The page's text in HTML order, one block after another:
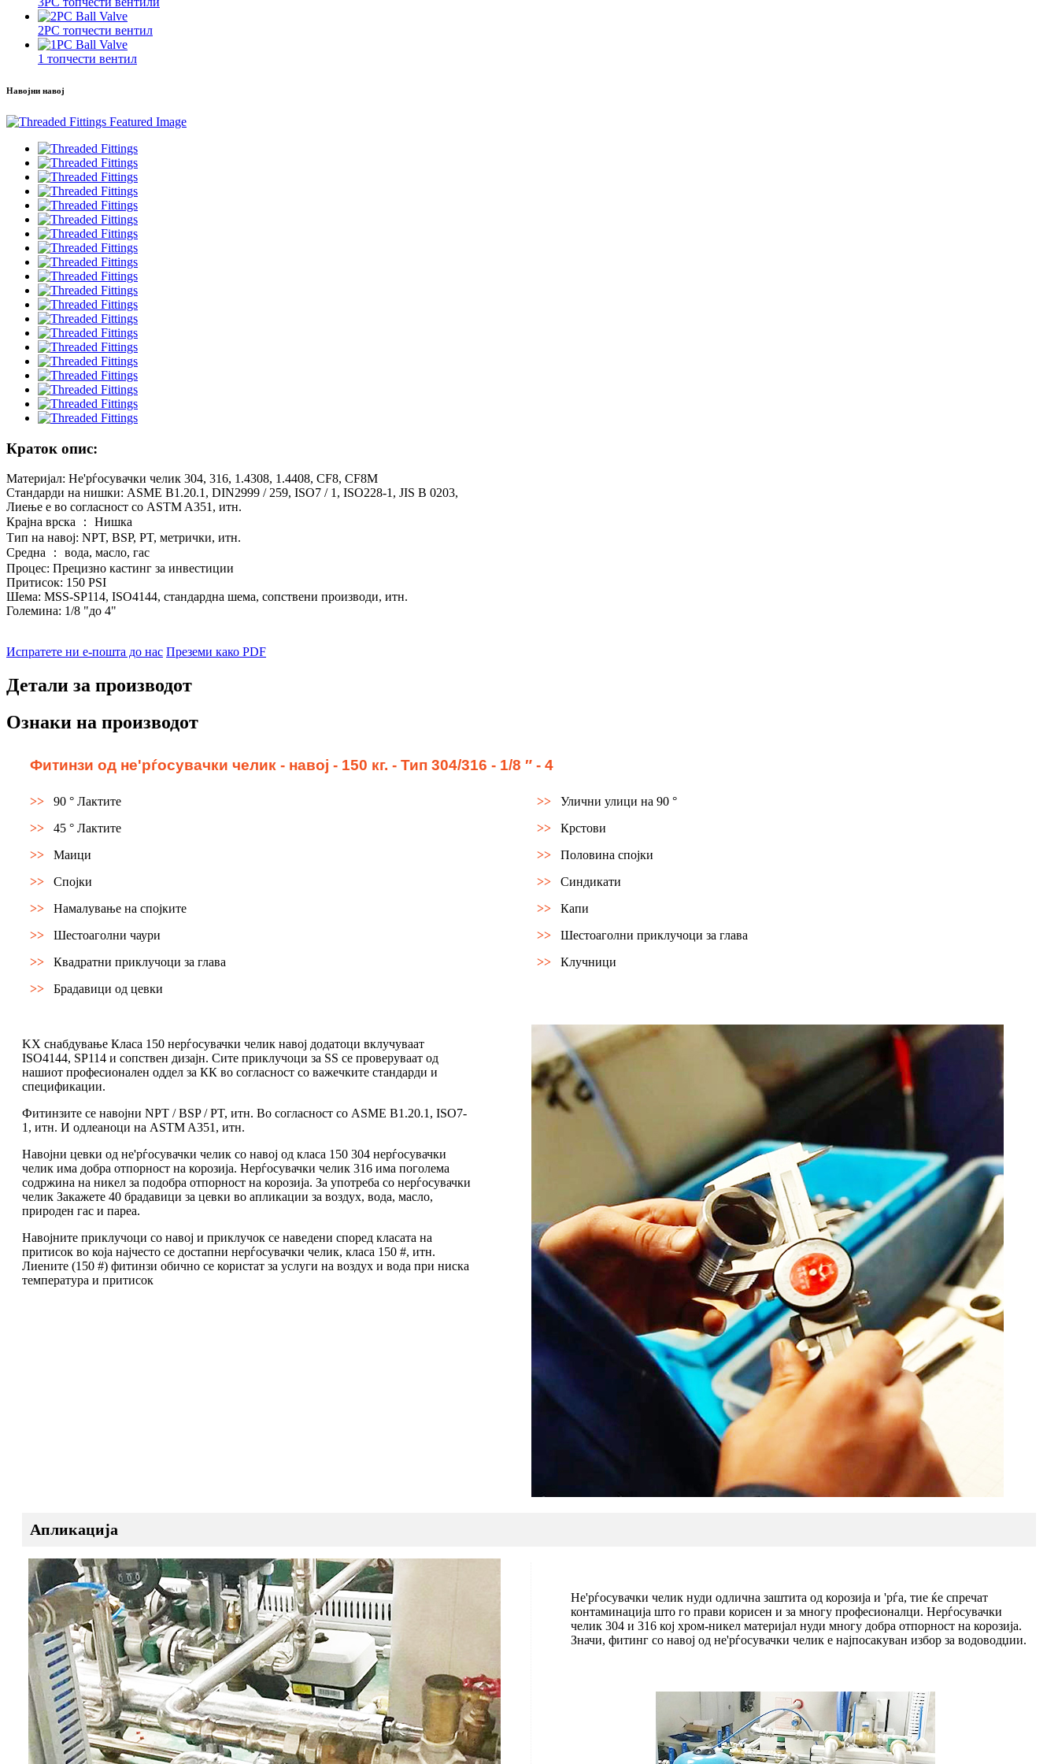
2PC топчести вентил
1 топчести вентил
Навојни навој
Краток опис:
Материјал: Не'рѓосувачки челик 304, 316, 1.4308, 1.4408, CF8, CF8M
Стандарди на нишки: ASME B1.20.1, DIN2999 / 259, ISO7 / 1, ISO228-1, JIS B 0203,
Лиење е во согласност со ASTM A351, итн.
Крајна врска ： Нишка
Тип на навој: NPT, BSP, PT, метрички, итн.
Средна ： вода, масло, гас
Процес: Прецизно кастинг за инвестиции
Притисок: 150 PSI
Шема: MSS-SP114, ISO4144, стандардна шема, сопствени производи, итн.
Големина: 1/8 "до 4"
Испратете ни е-пошта до нас Преземи како PDF
Детали за производот
Ознаки на производот
Фитинзи од не'рѓосувачки челик - навој - 150 кг. - Тип 304/316 - 1/8 ″ - 4
>>
90 ° Лактите
>> 45 ° Лактите
>> Маици
>> Спојки
>> Намалување на спојките
>> Шестоаголни чаури
>> Квадратни приклучоци за глава
>> Брадавици од цевки
>>
Улични улици на 90 °
>>
Крстови
>>
Половина спојки
>>
Синдикати
>>
Капи
>>
Шестоаголни приклучоци за глава
>>
Клучници
KX снабдување Класа 150 нерѓосувачки челик навој додатоци вклучуваат
ISO4144, SP114 и сопствен дизајн. Сите приклучоци за SS се проверуваат од
нашиот професионален оддел за КК во согласност со важечките стандарди и
спецификации.
Фитинзите се навојни NPT / BSP / PT, итн. Во согласност со ASME B1.20.1, ISO7-
1, итн. И одлеаноци на ASTM A351, итн.
Навојни цевки од не'рѓосувачки челик со навој од класа 150 304 нерѓосувачки
челик има добра отпорност на корозија. Нерѓосувачки челик 316 има поголема
содржина на никел за подобра отпорност на корозија. За употреба со нерѓосувачки
челик Закажете 40 брадавици за цевки во апликации за воздух, вода, масло,
природен гас и пареа.
Навојните приклучоци со навој и приклучок се наведени според класата на
притисок во која најчесто се достапни нерѓосувачки челик, класа 150 #, итн.
Лиените (150 #) фитинзи обично се користат за услуги на воздух и вода при ниска
температура и притисок
Апликација
Не'рѓосувачки челик нуди одлична заштита од корозија и 'рѓа, тие ќе спречат
контаминација што го прави корисен и за многу професионалци. Нерѓосувачки
челик 304 и 316 кој хром-никел материјал нуди многу добра отпорност на корозија.
Значи, фитинг со навој од не'рѓосувачки челик е најпосакуван избор за водоводџии.